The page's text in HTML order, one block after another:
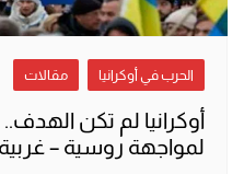
الحرب في أوكرانيا مقالات
أوكرانيا لم تكن
لمواجهة روسية –